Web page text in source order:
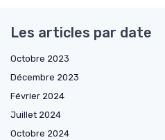
Les articles par date
Octobre 2023
Décembre 2023
Février 2024
Juillet 2024
Octobre 2024